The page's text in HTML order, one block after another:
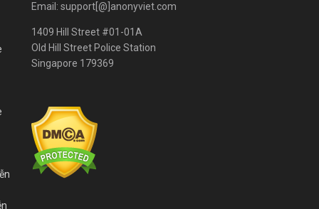
Email: support[@]anonyviet.com
1409 Hill Street #01-01A
Old Hill Street Police Station
Singapore 179369